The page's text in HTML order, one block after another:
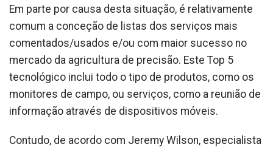
Em parte por causa desta situação, é relativamente
comum a conceção de listas dos serviços mais
comentados/usados e/ou com maior sucesso no
mercado da agricultura de precisão. Este Top 5
tecnológico inclui todo o tipo de produtos, como os
monitores de campo, ou serviços, como a reunião de
informação através de dispositivos móveis.
Contudo, de acordo com Jeremy Wilson, especialista